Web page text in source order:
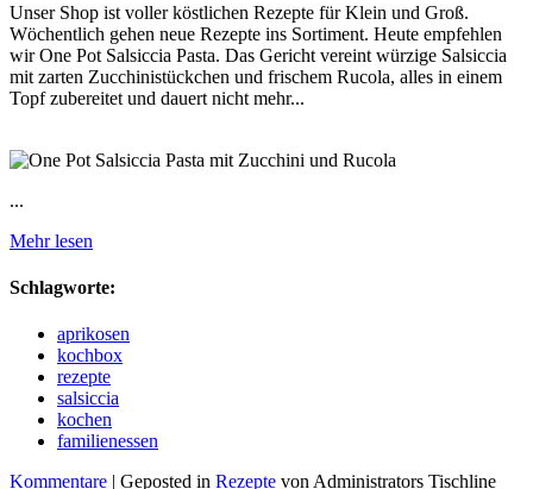
Unser Shop ist voller köstlichen Rezepte für Klein und Groß.
Wöchentlich gehen neue Rezepte ins Sortiment. Heute empfehlen
wir One Pot Salsiccia Pasta. Das Gericht vereint würzige Salsiccia
mit zarten Zucchinistückchen und frischem Rucola, alles in einem
Topf zubereitet und dauert nicht mehr...
...
Mehr lesen
Schlagworte:
aprikosen
kochbox
rezepte
salsiccia
kochen
familienessen
Kommentare | Geposted in Rezepte von Administrators Tischline